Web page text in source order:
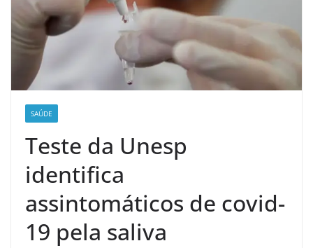
SAÚDE
Teste da Unesp
identifica
assintomáticos de covid-
19 pela saliva